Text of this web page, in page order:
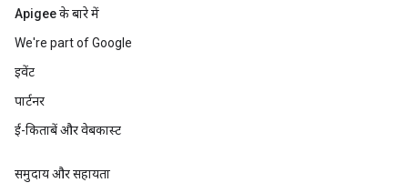
Apigee के बारे में
We're part of Google
इवेंट
पार्टनर
ई-किताबें और वेबकास्ट
समुदाय और सहायता